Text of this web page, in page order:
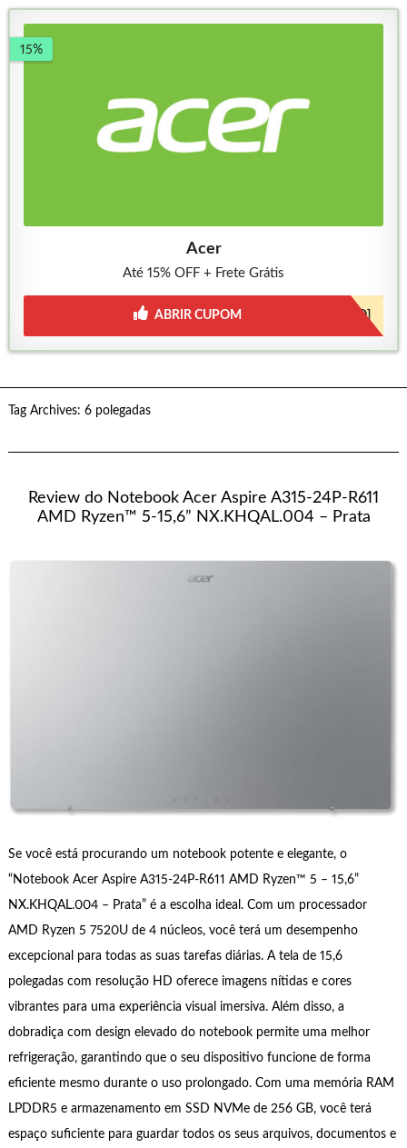
15%
Acer
Até 15% OFF + Frete Grátis
[JÁ INCLUSO]
ABRIR CUPOM
Tag Archives: 6 polegadas
Review do Notebook Acer Aspire A315-24P-R611
AMD Ryzen™ 5-15,6” NX.KHQAL.004 – Prata
Se você está procurando um notebook potente e elegante, o
“Notebook Acer Aspire A315-24P-R611 AMD Ryzen™ 5 – 15,6”
NX.KHQAL.004 – Prata” é a escolha ideal. Com um processador
AMD Ryzen 5 7520U de 4 núcleos, você terá um desempenho
excepcional para todas as suas tarefas diárias. A tela de 15,6
polegadas com resolução HD oferece imagens nítidas e cores
vibrantes para uma experiência visual imersiva. Além disso, a
dobradiça com design elevado do notebook permite uma melhor
refrigeração, garantindo que o seu dispositivo funcione de forma
eficiente mesmo durante o uso prolongado. Com uma memória RAM
LPDDR5 e armazenamento em SSD NVMe de 256 GB, você terá
espaço suficiente para guardar todos os seus arquivos, documentos e